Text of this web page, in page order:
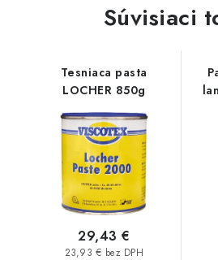
Súvisiaci
Tesniaca pasta
LOCHER 850g
23,93 € bez DPH
29,43 €